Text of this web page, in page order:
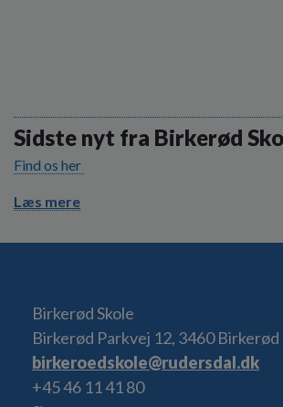
Sidste nyt fra Birkerød
Find os her
Læs mere
Birkerød Skole
Birkerød Parkvej 12, 3460 Birkerød
birkeroedskole@rudersdal.dk
+45 46 11 41 80